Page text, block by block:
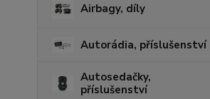
Airbagy, díly
Autorádia, příslušenství
Autosedačky,
příslušenství